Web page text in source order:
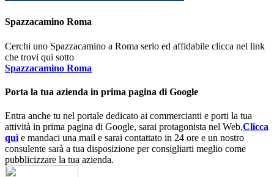
Spazzacamino Roma
Cerchi uno Spazzacamino a Roma serio ed affidabile clicca nel link
che trovi qui sotto
Spazzacamino Roma
Porta la tua azienda in prima pagina di Google
Entra anche tu nel portale dedicato ai commercianti e porti la tua
attività in prima pagina di Google, sarai protagonista nel Web,Clicca
quì e mandaci una mail e sarai contattato in 24 ore e un nostro
consulente sarà a tua disposizione per consigliarti meglio come
pubblicizzare la tua azienda.